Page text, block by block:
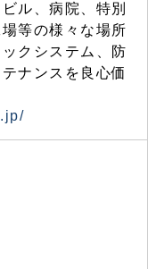
ル、病院、特別
等の様々な場所
クシステム、防
ナンスを良心価